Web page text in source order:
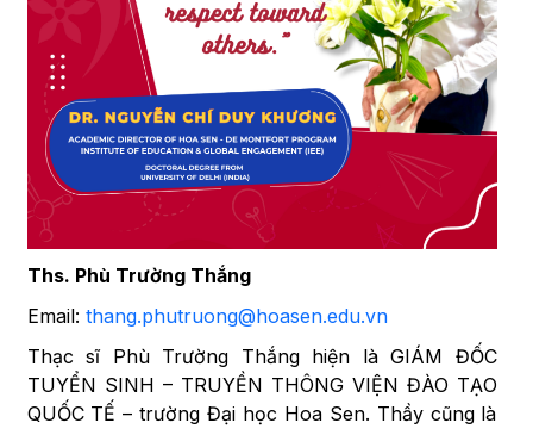
Ths. Phù Trường Thắng
Email: thang.phutruong@hoasen.edu.vn
Thạc sĩ Phù Trường Thắng hiện là GIÁM ĐỐC
TUYỂN SINH – TRUYỀN THÔNG VIỆN ĐÀO TẠO
QUỐC TẾ – trường Đại học Hoa Sen. Thầy cũng là